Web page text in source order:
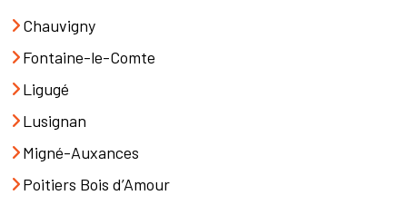
Chauvigny
Fontaine-le-Comte
Ligugé
Lusignan
Migné-Auxances
Poitiers Bois d’Amour